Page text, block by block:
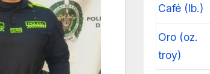
Café (lb.)
Oro (oz.
troy)